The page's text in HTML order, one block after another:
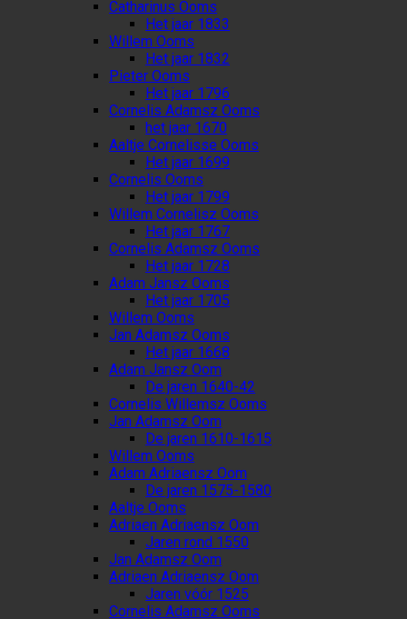
Catharinus Ooms
Het jaar 1833
Willem Ooms
Het jaar 1832
Pieter Ooms
Het jaar 1796
Cornelis Adamsz Ooms
het jaar 1670
Aaltje Cornelisse Ooms
Het jaar 1699
Cornelis Ooms
Het jaar 1799
Willem Cornelisz Ooms
Het jaar 1767
Cornelis Adamsz Ooms
Het jaar 1728
Adam Jansz Ooms
Het jaar 1705
Willem Ooms
Jan Adamsz Ooms
Het jaar 1668
Adam Jansz Oom
De jaren 1640-42
Cornelis Willemsz Ooms
Jan Adamsz Oom
De jaren 1610-1615
Willem Ooms
Adam Adriaensz Oom
De jaren 1575-1580
Aaltje Ooms
Adriaen Adriaensz Oom
Jaren rond 1550
Jan Adamsz Oom
Adriaen Adriaensz Oom
Jaren vóór 1525
Cornelis Adamsz Ooms